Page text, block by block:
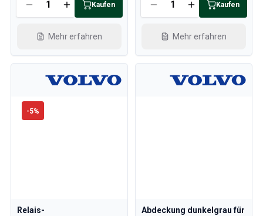
Kaufen
Mehr erfahren
Kaufen
Mehr erfahren
-5%
Relais-
Abdeckung dunkelgrau für